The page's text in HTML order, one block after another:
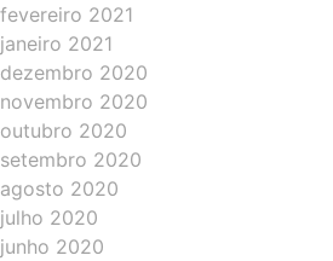
fevereiro 2021
janeiro 2021
dezembro 2020
novembro 2020
outubro 2020
setembro 2020
agosto 2020
julho 2020
junho 2020